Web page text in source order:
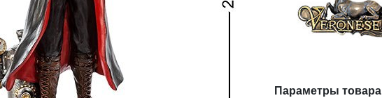
Параметры товара